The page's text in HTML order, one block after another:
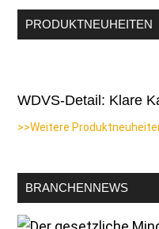
PRODUKTNEUHEITEN
WDVS-Detail: Klare
>>Weitere
BRANCHENNEWS